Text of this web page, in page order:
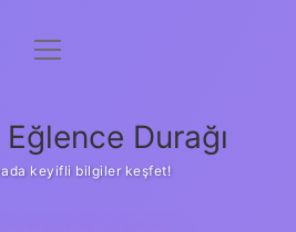
Anasayfa
Yasal Uyarı
menüyü
Durağı
keyifli bilgiler keşfet!